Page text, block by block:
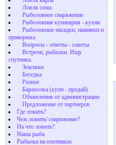
Ловля сома
Рыболовное снаряжение
Рыболовная кулинария - кухня
Рыболовные насадки, наживки и
прикормка
Вопросы - ответы - советы
Встречи, рыбалки. Ищу
спутника.
Земляки
Беседка
Разное
Барахолка (купи - продай)
Объявления от администрации
Предложение от партнеров
Где ловить?
Чем ловить/ снаряжение?
На что ловить?
Наша рыба
Рыбалка на платниках